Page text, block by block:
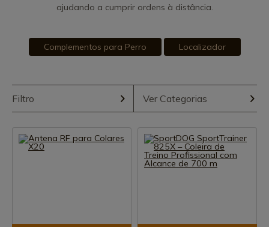
ajudando a cumprir ordens à distância.
Complementos para Perro Localizador
Filtro Ver Categorias